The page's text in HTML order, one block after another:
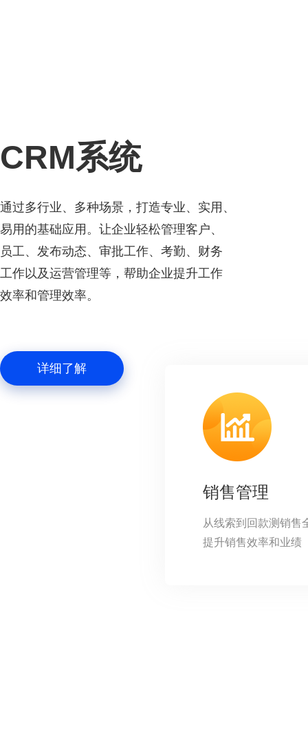
CRM系统
通过多行业、多种场景，打造专业、实用、
易用的基础应用。让企业轻松管理客户、
员工、发布动态、审批工作、考勤、财务
工作以及运营管理等，帮助企业提升工作
效率和管理效率。
详细了解
销售管理
从线索到回款测销售
提升销售效率和业绩